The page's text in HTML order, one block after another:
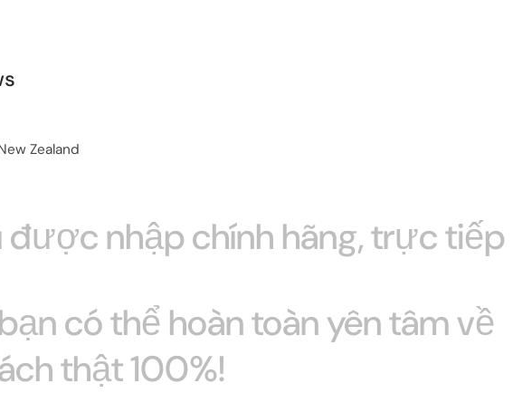
Zealand
đượcnhậpchính hãng,trựctiếp
bạncóthể hoàntoànyêntâmvề
thật 100%!